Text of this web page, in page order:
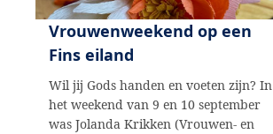
Vrouwenweekend op een
Fins eiland
Wil jij Gods handen en voeten zijn? In
het weekend van 9 en 10 september
was Jolanda Krikken (Vrouwen- en